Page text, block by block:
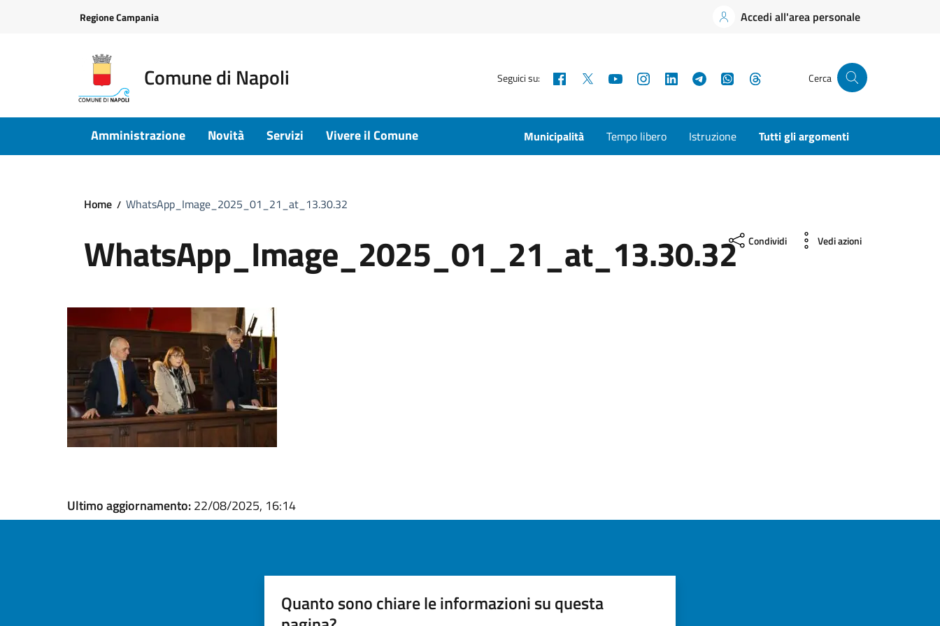
Regione Campania Accedi all'area personale
Comune di Napoli Seguici su: Facebook YouTubeInstagramLinkedInTelegramWhatsApp Cerca
Amministrazione Novità Servizi Vivere il Comune Municipalità Tempo libero Istruzione Tutti gli argomenti
Home WhatsApp_Image_2025_01_21_at_13.30.32
WhatsApp_Image_2025_01_21_at_13.30.32 Condividi Vedi azioni
Ultimo aggiornamento:22/08/2025, 16:14
Quanto sono chiare le informazioni su questa